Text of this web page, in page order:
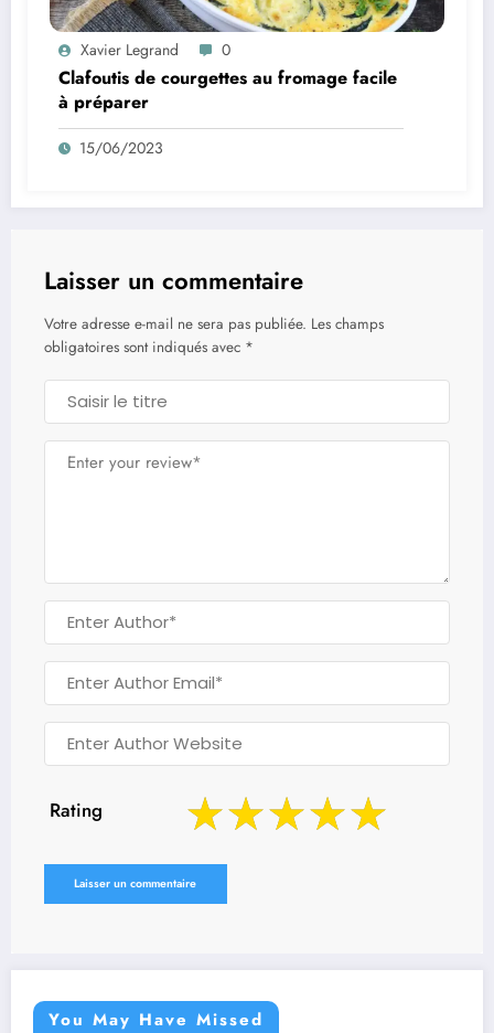
Xavier Legrand 0
Clafoutis de courgettes au fromage facile
à préparer
15/06/2023
Laisser un commentaire
Votre adresse e-mail ne sera pas publiée. Les champs
obligatoires sont indiqués avec *
Rating
You May Have Missed